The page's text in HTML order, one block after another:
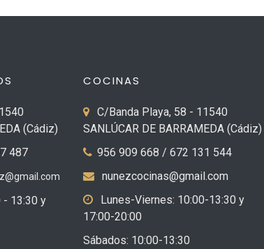
(Cádiz)
487
- 13:30 y
COCINAS
C/Banda Playa, 58 - 11540
SANLÚCAR DE BARRAMEDA (Cádiz)
956 909 668 / 672 131 544
nunezcocinas@gmail.com
Lunes-Viernes: 10:00-13:30 y
17:00-20:00
Sábados: 10:00-13:30